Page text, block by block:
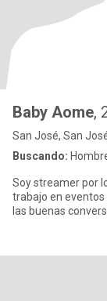
Baby Aome,
San José, San
Buscando:
Soy streamer por
trabajo en
las buenas